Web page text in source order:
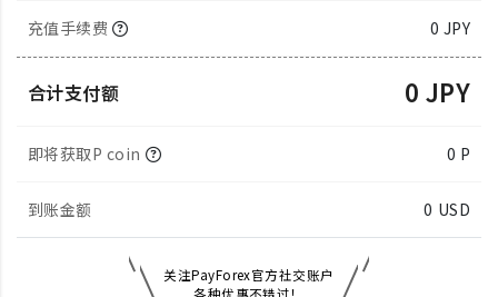
充值手续费 0 JPY
合计支付额 0 JPY
即将获取P coin 0 P
到账金额 0 USD
关注PayForex官方社交账户
各种优惠不错过！